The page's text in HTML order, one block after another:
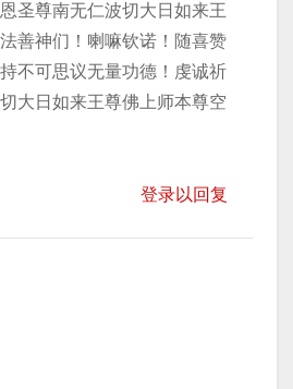
圣尊南无仁波切大日如来王
善神们！喇嘛钦诺！随喜赞
不可思议无量功德！虔诚祈
大日如来王尊佛上师本尊空
登录以回复